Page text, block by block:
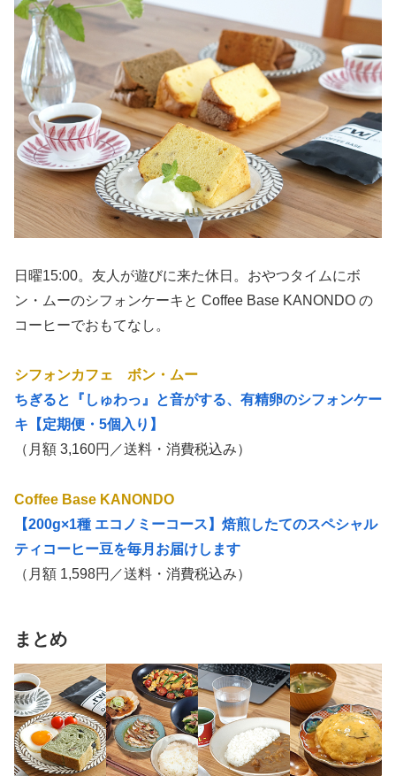
日曜15:00。友人が遊びに来た休日。おやつタイムにボ
ン・ムーのシフォンケーキと Coffee Base KANONDO の
コーヒーでおもてなし。
シフォンカフェ ボン・ムー
ちぎると『しゅわっ』と音がする、有精卵のシフォンケー
キ【定期便・5個入り】
（月額 3,160円／送料・消費税込み）
Coffee Base KANONDO
【200g×1種 エコノミーコース】焙煎したてのスペシャル
ティコーヒー豆を毎月お届けします
（月額 1,598円／送料・消費税込み）
まとめ